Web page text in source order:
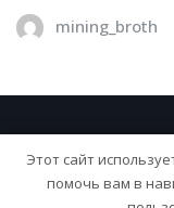
mining_broth
Этот сайт
помочь вам в